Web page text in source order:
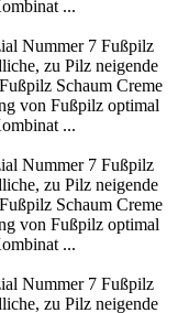
...
Nummer 7 Fußpilz
zu Pilz neigende
Schaum Creme
von Fußpilz optimal
...
Nummer 7 Fußpilz
zu Pilz neigende
Schaum Creme
von Fußpilz optimal
...
Nummer 7 Fußpilz
zu Pilz neigende